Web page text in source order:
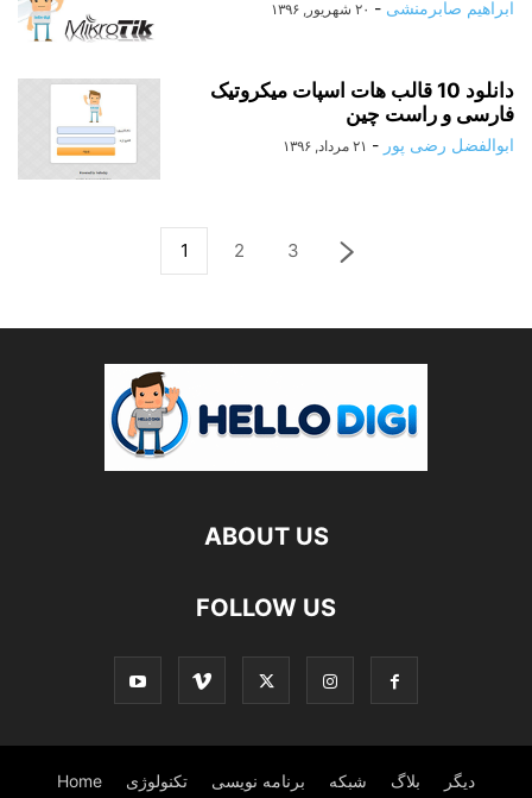
ابراهیم صابرمنشی - ۲۰ شهریور, ۱۳۹۶
دانلود 10 قالب هات اسپات میکروتیک
فارسی و راست چین
ابوالفضل رضی پور - ۲۱ مرداد, ۱۳۹۶
1 2 3
ABOUT US
FOLLOW US
دیگر بلاگ شبکه برنامه نویسی تکنولوژی Home